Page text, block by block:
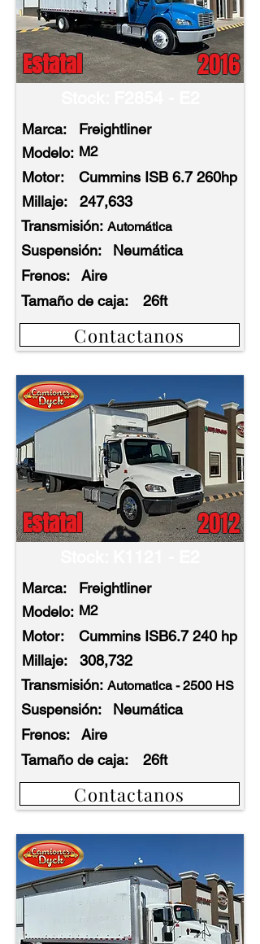
Estatal 2016
Marca:
Freightliner
Modelo: M2
Motor:
Cummins ISB 6.7 260hp
Millaje:
247,633
Transmisión: Automática
Suspensión:
Neumática
Frenos:
Aire
Tamaño de caja:
26ft
Contactanos
Estatal 2012
Marca:
Freightliner
Modelo: M2
Motor:
Cummins ISB6.7 240 hp
Millaje:
308,732
Transmisión: Automatica - 2500 HS
Suspensión:
Neumática
Frenos:
Aire
Tamaño de caja:
26ft
Contactanos